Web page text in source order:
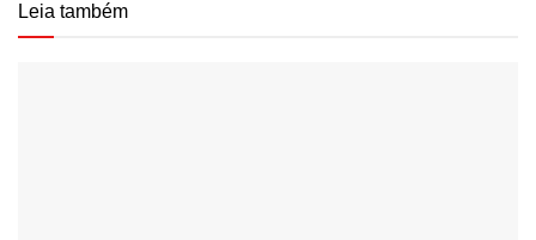
Leia também